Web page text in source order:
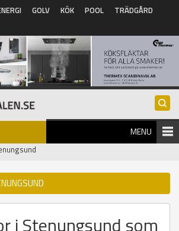
GOLV KÖK POOL
TRÄDGÅRD
MENU
i Stenungsund som